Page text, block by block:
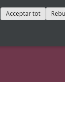
Acceptar tot